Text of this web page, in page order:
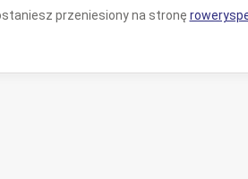
przeniesiony na stronę